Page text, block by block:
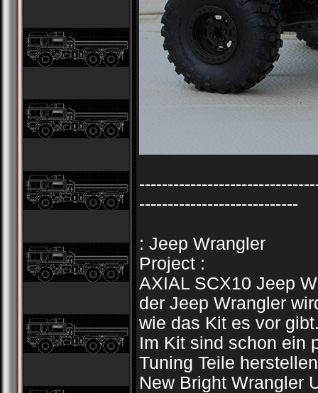
----------------------------
: Jeep Wrangler
Project :
AXIAL SCX10 Jeep
der Jeep Wrangler
wie das Kit es vor
Im Kit sind schon ein
Tuning Teile
New Bright Wrangler